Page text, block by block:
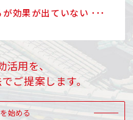
効果が出ていない ･･･
活用を、
ご提案します。
始める